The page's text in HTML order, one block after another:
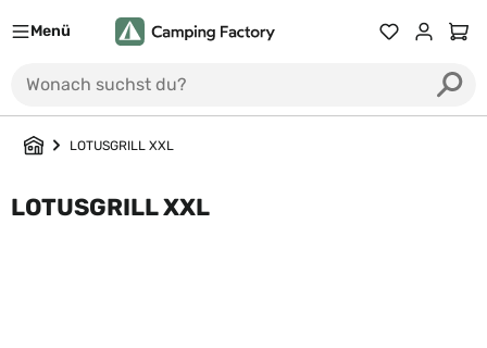
Menü Du hast 0
LOTUSGRILL XXL
LOTUSGRILL XXL